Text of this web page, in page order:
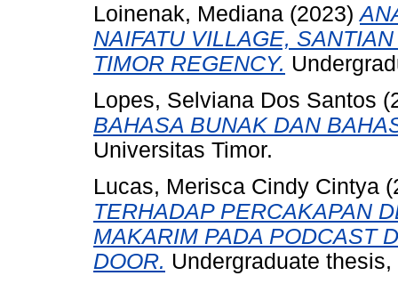
Loinenak, Mediana (2023)
NAIFATU VILLAGE,
TIMOR REGENCY.
Lopes, Selviana Dos Santos
BAHASA BUNAK DAN
Universitas Timor.
Lucas, Merisca Cindy Cintya
TERHADAP PERCAKAPAN
MAKARIM PADA PODCAST
DOOR. Undergraduate